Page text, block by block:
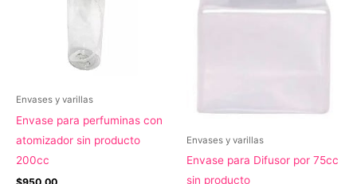
Envases y varillas
Envase para perfuminas con
atomizador sin producto
200cc
Envases y varillas
Envase para Difusor por 75cc
sin producto